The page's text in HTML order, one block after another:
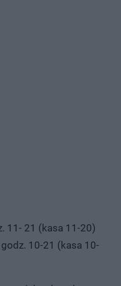
11- 21 (kasa 11-20)
10-21 (kasa 10-